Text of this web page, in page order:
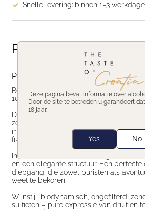
Snelle levering: binnen 1–3
Productomschrijving
Productomschrijving
Roxanich Portorose is een elegante,
100% Borgonja (Gamay), afkomstig uit
Deze natuurwijn wordt spontaan
zonder filtering of klaring. Het resultaat
met een heldere, licht zalmroze kleur en
framboos, bloesem en een vleugje
In de mond is hij fris en droog, met
en een elegante structuur. Een
diepgang, die zowel puristen als
weet te bekoren.
Wijnstijl: biodynamisch, ongefilterd,
sulfieten – pure expressie van druif en
Deze pagina bevat informatie over
Door de site te betreden u garandeert
18 jaar.
Yes No